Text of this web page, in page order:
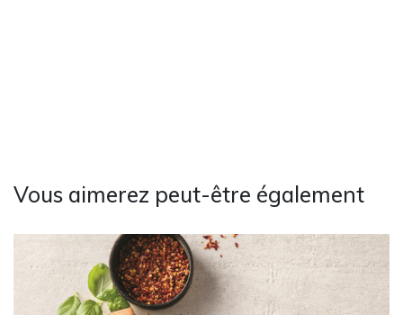
Vous aimerez peut-être également